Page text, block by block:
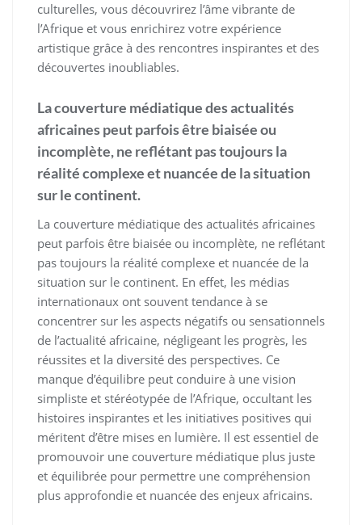
culturelles, vous découvrirez l’âme vibrante de
l’Afrique et vous enrichirez votre expérience
artistique grâce à des rencontres inspirantes et des
découvertes inoubliables.
La couverture médiatique des actualités
africaines peut parfois être biaisée ou
incomplète, ne reflétant pas toujours la
réalité complexe et nuancée de la situation
sur le continent.
La couverture médiatique des actualités africaines
peut parfois être biaisée ou incomplète, ne reflétant
pas toujours la réalité complexe et nuancée de la
situation sur le continent. En effet, les médias
internationaux ont souvent tendance à se
concentrer sur les aspects négatifs ou sensationnels
de l’actualité africaine, négligeant les progrès, les
réussites et la diversité des perspectives. Ce
manque d’équilibre peut conduire à une vision
simpliste et stéréotypée de l’Afrique, occultant les
histoires inspirantes et les initiatives positives qui
méritent d’être mises en lumière. Il est essentiel de
promouvoir une couverture médiatique plus juste
et équilibrée pour permettre une compréhension
plus approfondie et nuancée des enjeux africains.